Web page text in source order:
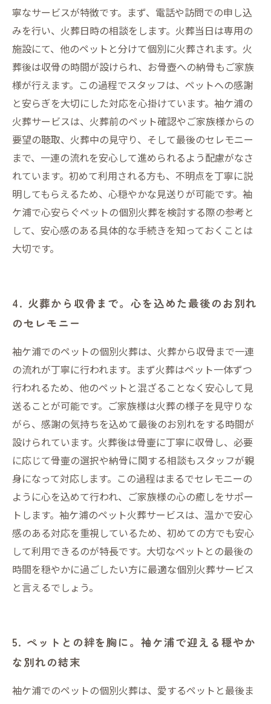
寧なサービスが特徴です。まず、電話や訪問での申し込
みを行い、火葬日時の相談をします。火葬当日は専用の
施設にて、他のペットと分けて個別に火葬されます。火
葬後は収骨の時間が設けられ、お骨壺への納骨もご家族
様が行えます。この過程でスタッフは、ペットへの感謝
と安らぎを大切にした対応を心掛けています。袖ケ浦の
火葬サービスは、火葬前のペット確認やご家族様からの
要望の聴取、火葬中の見守り、そして最後のセレモニー
まで、一連の流れを安心して進められるよう配慮がなさ
れています。初めて利用される方も、不明点を丁寧に説
明してもらえるため、心穏やかな見送りが可能です。袖
ケ浦で心安らぐペットの個別火葬を検討する際の参考と
して、安心感のある具体的な手続きを知っておくことは
大切です。
4. 火葬から収骨まで。心を込めた最後のお別れ
のセレモニー
袖ケ浦でのペットの個別火葬は、火葬から収骨まで一連
の流れが丁寧に行われます。まず火葬はペット一体ずつ
行われるため、他のペットと混ざることなく安心して見
送ることが可能です。ご家族様は火葬の様子を見守りな
がら、感謝の気持ちを込めて最後のお別れをする時間が
設けられています。火葬後は骨壷に丁寧に収骨し、必要
に応じて骨壷の選択や納骨に関する相談もスタッフが親
身になって対応します。この過程はまるでセレモニーの
ように心を込めて行われ、ご家族様の心の癒しをサポー
トします。袖ケ浦のペット火葬サービスは、温かで安心
感のある対応を重視しているため、初めての方でも安心
して利用できるのが特長です。大切なペットとの最後の
時間を穏やかに過ごしたい方に最適な個別火葬サービス
と言えるでしょう。
5. ペットとの絆を胸に。袖ケ浦で迎える穏やか
な別れの結末
袖ケ浦でのペットの個別火葬は、愛するペットと最後ま